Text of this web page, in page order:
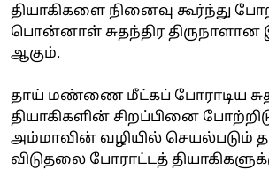
தியாகிகளை நினைவு கூர்ந்து
பொன்னாள் சுதந்திர
ஆகும்.
தாய் மண்ணை மீட்கப் போராடிய
தியாகிகளின் சிறப்பினை
அம்மாவின் வழியில் செயல்படும்
விடுதலை போராட்டத்